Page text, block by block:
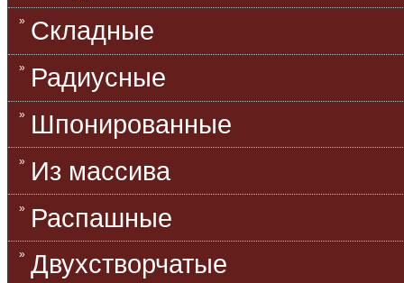
Складные
Радиусные
Шпонированные
Из массива
Распашные
Двухстворчатые